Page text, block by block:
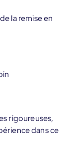
la remise en
rigoureuses,
dans ce